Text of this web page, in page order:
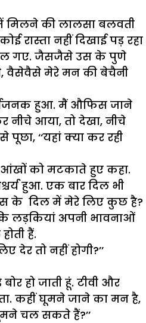
की लालसा बलवती
रास्ता नहीं दिखाई पड़ रहा
गए. जैसजैसे उस के पुणे
वैसेवैसे मेरे मन की बेचैनी
हुआ. मैं औफिस जाने
नीचे आया, तो देखा, नीचे
पूछा, ‘‘यहां क्या कर रही
आंखों को मटकाते हुए कहा.
हुआ. एक बार दिल भी
के दिल में मेरे लिए कुछ है?
लड़कियां अपनी भावनाओं
हैं.
तो नहीं होगी?’’
हो जाती हूं. टीवी और
कहीं घूमने जाने का मन है,
चल सकते हैं?’’